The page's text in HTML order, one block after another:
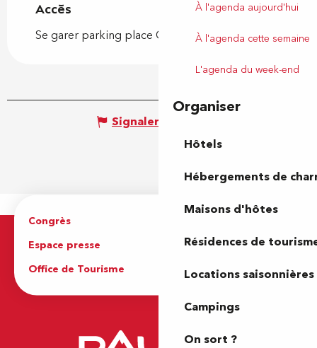
À l'agenda aujourd'hui
À l'agenda cette semaine
L'agenda du week-end
Organiser
Hôtels
Hébergements de
Maisons d'hôtes
Résidences de
Locations saisonnières
Campings
On sort ?
Accès
Accès
Se garer parking place Clémenceau
Signaler une erreur
Congrès
Espace presse
Brochures
Office de Tourisme